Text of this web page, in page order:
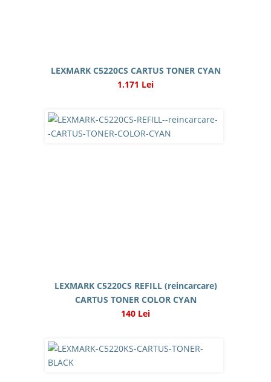
LEXMARK C5220CS CARTUS TONER CYAN
1.171 Lei
LEXMARK C5220CS REFILL (reincarcare)
CARTUS TONER COLOR CYAN
140 Lei